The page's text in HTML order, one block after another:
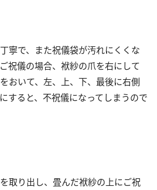
寧で、また祝儀袋が汚れにくくな
祝儀の場合、袱紗の爪を右にして
おいて、左、上、下、最後に右側
すると、不祝儀になってしまうので
取り出し、畳んだ袱紗の上にご祝